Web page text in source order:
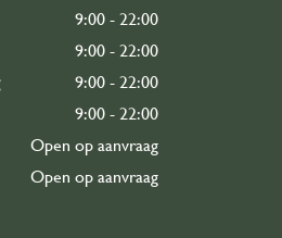
9:00 - 22:00
9:00 - 22:00
9:00 - 22:00
9:00 - 22:00
Open op aanvraag
Open op aanvraag